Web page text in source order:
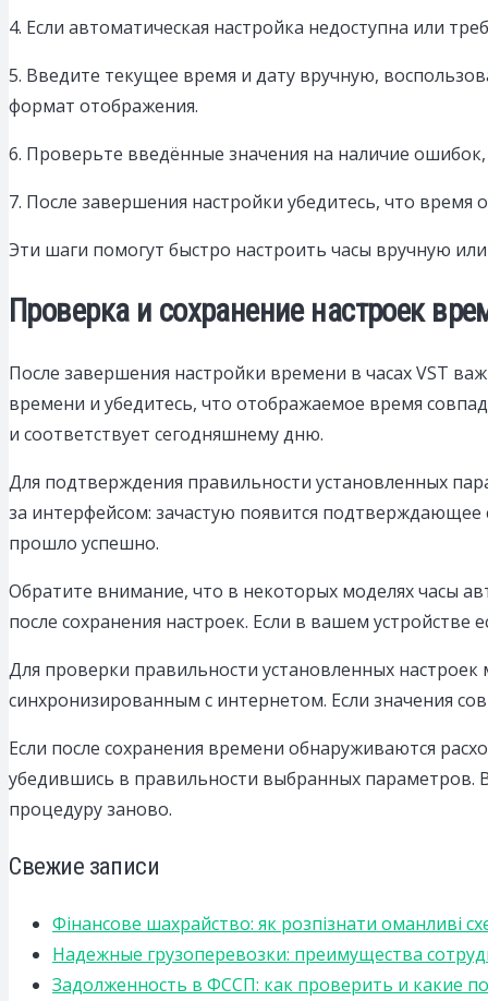
4. Если автоматическая настройка недоступна или
5. Введите текущее время и дату вручную,
формат отображения.
6. Проверьте введённые значения на наличие
7. После завершения настройки убедитесь, что
Эти шаги помогут быстро настроить часы вручную
Проверка и сохранение настроек
После завершения настройки времени в часах VST
времени и убедитесь, что отображаемое время
и соответствует сегодняшнему дню.
Для подтверждения правильности установленных
за интерфейсом: зачастую появится
прошло успешно.
Обратите внимание, что в некоторых моделях часы
после сохранения настроек. Если в вашем
Для проверки правильности установленных
синхронизированным с интернетом. Если значения
Если после сохранения времени обнаруживаются
убедившись в правильности выбранных параметров.
процедуру заново.
Свежие записи
Фінансове шахрайство: як розпізнати оманливі
Надежные грузоперевозки: преимущества
Задолженность в ФССП: как проверить и какие